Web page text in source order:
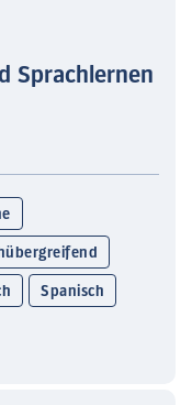
Sprachlernen
Spanisch